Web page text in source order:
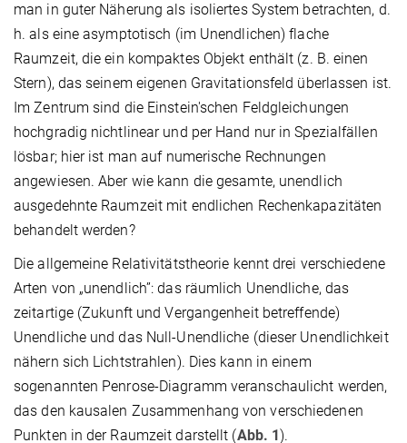
man in guter Näherung als isoliertes System betrachten, d.
h. als eine asymptotisch (im Unendlichen) flache
Raumzeit, die ein kompaktes Objekt enthält (z. B. einen
Stern), das seinem eigenen Gravitationsfeld überlassen ist.
Im Zentrum sind die Einstein'schen Feldgleichungen
hochgradig nichtlinear und per Hand nur in Spezialfällen
lösbar; hier ist man auf numerische Rechnungen
angewiesen. Aber wie kann die gesamte, unendlich
ausgedehnte Raumzeit mit endlichen Rechenkapazitäten
behandelt werden?
Die allgemeine Relativitätstheorie kennt drei verschiedene
Arten von „unendlich”: das räumlich Unendliche, das
zeitartige (Zukunft und Vergangenheit betreffende)
Unendliche und das Null-Unendliche (dieser Unendlichkeit
nähern sich Lichtstrahlen). Dies kann in einem
sogenannten Penrose-Diagramm veranschaulicht werden,
das den kausalen Zusammenhang von verschiedenen
Punkten in der Raumzeit darstellt (Abb. 1 ).